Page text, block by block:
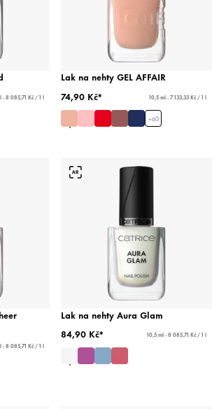
- 8 085,71 Kč / 1 l
Lak na nehty GEL AFFAIR
74,90 Kč*
10,5 ml - 7 133,33 Kč / 1 l
+60
- 8 085,71 Kč / 1 l
Lak na nehty Aura Glam
84,90 Kč*
10,5 ml - 8 085,71 Kč / 1 l